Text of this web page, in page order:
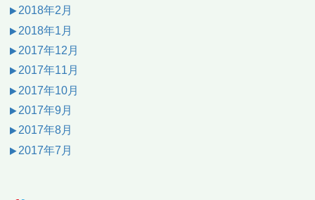
2018年2月
2018年1月
2017年12月
2017年11月
2017年10月
2017年9月
2017年8月
2017年7月